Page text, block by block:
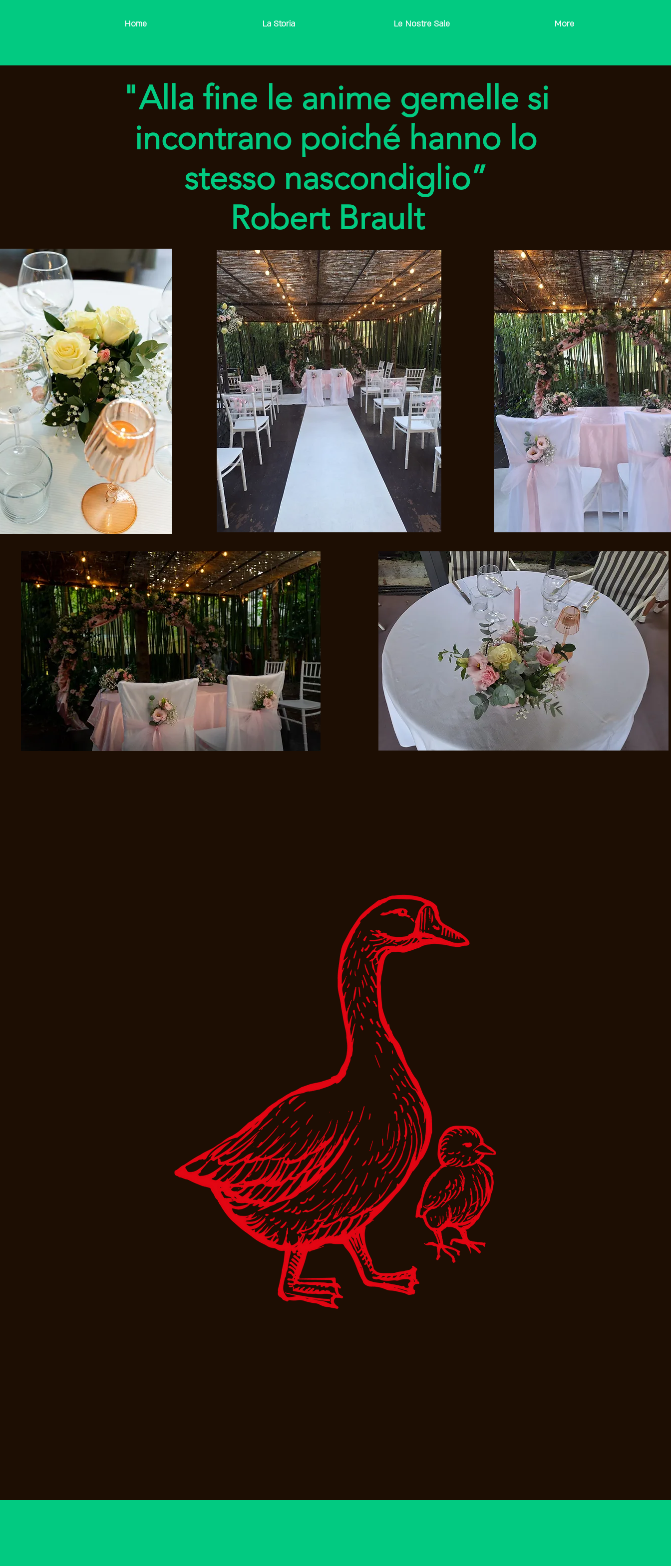
Home La Storia Le Nostre Sale More
"Alla fine le anime gemelle si
incontrano poiché hanno lo
stesso nascondiglio”
Robert Brault